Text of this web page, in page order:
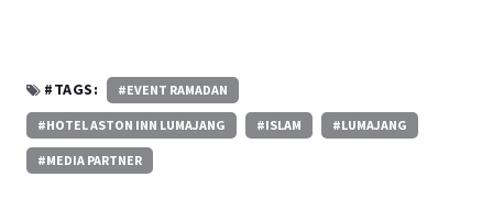
#TAGS: #EVENT RAMADAN
#HOTEL ASTON INN LUMAJANG #ISLAM #LUMAJANG
#MEDIA PARTNER